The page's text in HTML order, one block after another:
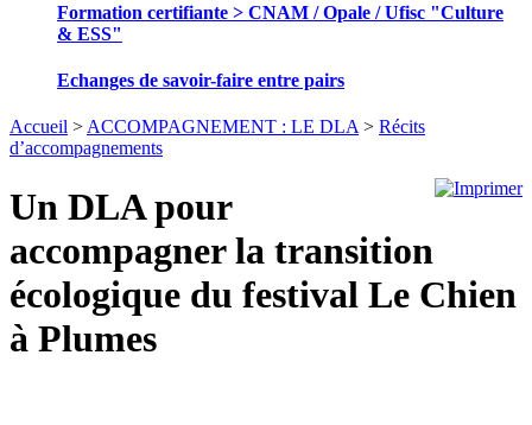
Formation certifiante > CNAM / Opale / Ufisc "Culture
& ESS"
Echanges de savoir-faire entre pairs
Accueil >ACCOMPAGNEMENT : LE DLA> Récits
d’accompagnements
Un DLA pour
accompagner la transition
écologique du festival Le Chien
à Plumes